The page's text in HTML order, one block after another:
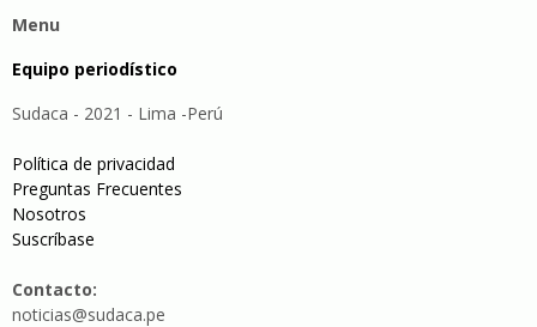
Menu
Equipo periodístico
Sudaca - 2021 - Lima -Perú
Política de privacidad
Preguntas Frecuentes
Nosotros
Suscríbase
Contacto:
noticias@sudaca.pe